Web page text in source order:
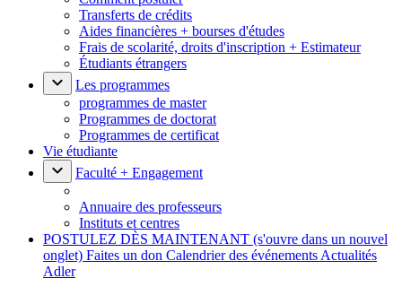
Transferts de crédits
Aides financières + bourses d'études
Frais de scolarité, droits d'inscription + Estimateur
Étudiants étrangers
Les programmes
programmes de master
Programmes de doctorat
Programmes de certificat
Vie étudiante
Faculté + Engagement
Annuaire des professeurs
Instituts et centres
POSTULEZ DÈS MAINTENANT (s'ouvre dans un nouvel
onglet) Faites un don Calendrier des événements Actualités
Adler